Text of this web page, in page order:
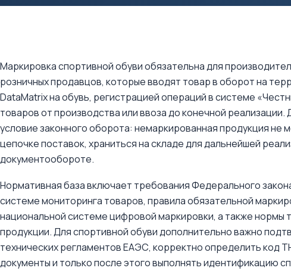
Маркировка спортивной обуви обязательна для
розничных продавцов, которые вводят товар в оборот на
DataMatrix на обувь, регистрацией операций в системе
товаров от производства или ввоза до конечной
условие законного оборота: немаркированная продукция
цепочке поставок, храниться на складе для дальнейшей
документообороте.
Нормативная база включает требования Федерального
системе мониторинга товаров, правила обязательной
национальной системе цифровой маркировки, а также нормы
продукции. Для спортивной обуви дополнительно важно
технических регламентов ЕАЭС, корректно определить
документы и только после этого выполнять идентификацию